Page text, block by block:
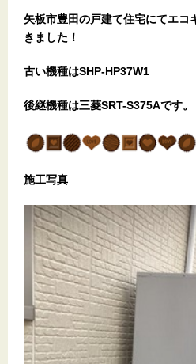
矢板市豊田の戸建て住宅にてエコ
きました！
古い機種はSHP-HP37W1
後継機種は三菱SRT-S375Aです。
施工写真